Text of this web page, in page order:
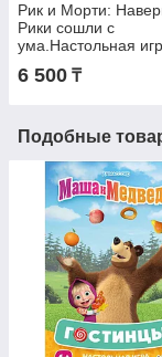
Рик и Морти:
Рики сошли с
ума.Настольная
Хоббиворлд
6 500 ₸
Подобные